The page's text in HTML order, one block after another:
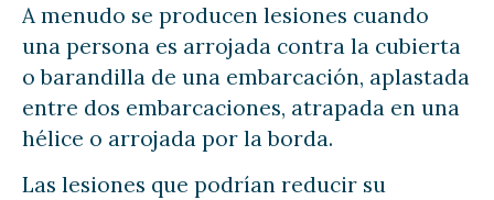
A menudo se producen lesiones cuando
una persona es arrojada contra la cubierta
o barandilla de una embarcación, aplastada
entre dos embarcaciones, atrapada en una
hélice o arrojada por la borda.
Las lesiones que podrían reducir su